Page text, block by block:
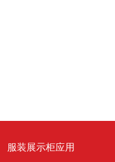
服装展示柜应用